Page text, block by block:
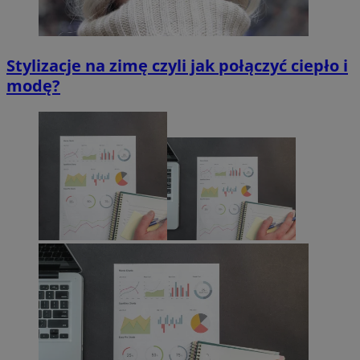
Stylizacje na zimę czyli jak połączyć ciepło i
modę?
VISITOR_PRIVACY_METADATA
YouTube
Google Privacy Policy